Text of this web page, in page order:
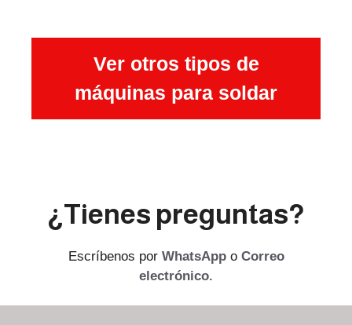
Ver otros tipos de
máquinas para soldar
¿Tienes preguntas?
Escríbenos por WhatsAppo Correo
electrónico.